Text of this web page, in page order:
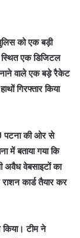
को एक बड़ी
एक डिजिटल
वाले एक बड़े रैकेट
गिरफ्तार किया
पटना की ओर से
में बताया गया कि
वेबसाइटों का
कार्ड तैयार कर
टीम ने